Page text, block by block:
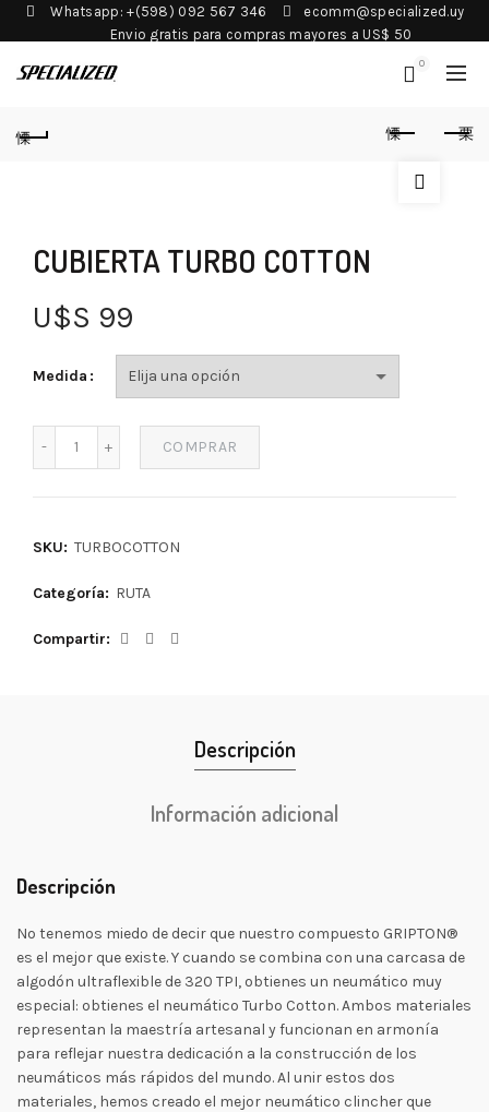
Whatsapp: +(598) 092 567 346
ecomm@specialized.uy
Envio gratis para compras mayores a US$ 50
0
CUBIERTA TURBO COTTON
U$S 99
Medida
COMPRAR
SKU: TURBOCOTTON
Categoría: RUTA
Compartir
Descripción
Información adicional
Descripción
No tenemos miedo de decir que nuestro compuesto GRIPTON®
es el mejor que existe. Y cuando se combina con una carcasa de
algodón ultraflexible de 320 TPI, obtienes un neumático muy
especial: obtienes el neumático Turbo Cotton. Ambos materiales
representan la maestría artesanal y funcionan en armonía
para reflejar nuestra dedicación a la construcción de los
neumáticos más rápidos del mundo. Al unir estos dos
materiales, hemos creado el mejor neumático clincher que